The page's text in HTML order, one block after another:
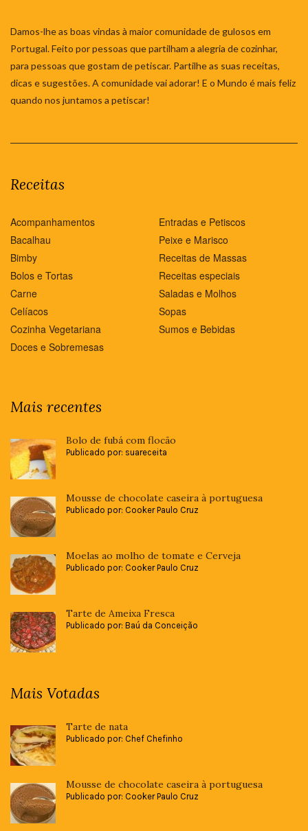
Damos-lhe as boas vindas à maior comunidade de gulosos em
Portugal. Feito por pessoas que partilham a alegria de cozinhar,
para pessoas que gostam de petiscar. Partilhe as suas receitas,
dicas e sugestões. A comunidade vai adorar! E o Mundo é mais feliz
quando nos juntamos a petiscar!
Receitas
Acompanhamentos
Bacalhau
Bimby
Bolos e Tortas
Carne
Celíacos
Cozinha Vegetariana
Doces e Sobremesas
Entradas e Petiscos
Peixe e Marisco
Receitas de Massas
Receitas especiais
Saladas e Molhos
Sopas
Sumos e Bebidas
Mais recentes
Bolo de fubá com flocão
Publicado por: suareceita
Mousse de chocolate caseira à portuguesa
Publicado por: Cooker Paulo Cruz
Moelas ao molho de tomate e Cerveja
Publicado por: Cooker Paulo Cruz
Tarte de Ameixa Fresca
Publicado por: Baú da Conceição
Mais Votadas
Tarte de nata
Publicado por: Chef Chefinho
Mousse de chocolate caseira à portuguesa
Publicado por: Cooker Paulo Cruz